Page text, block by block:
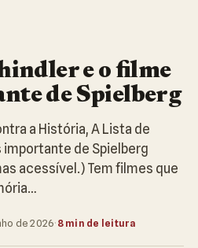
e o filme
de Spielberg
a História, A Lista de
importante de Spielberg
acessível.) Tem filmes que
de 2026· 8 min de leitura